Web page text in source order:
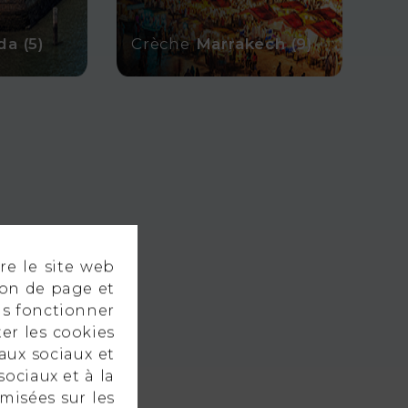
(5) CrècheMarrakech (9)
le site web
de page et
fonctionner
les cookies
sociaux et
et à la
sur les